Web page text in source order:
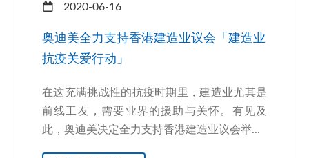
2020-06-16
奥迪美全力支持香港建造业议会「建造业
抗疫关爱行动」
在这充满挑战性的抗疫时期里，建造业尤其是
前线工友，需要业界的援助与关怀。有见及
此，奥迪美决定全力支持香港建造业议会举...